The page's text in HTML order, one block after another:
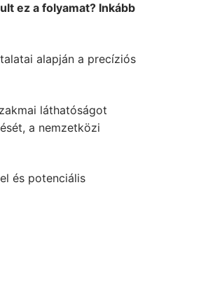
ez a folyamat? Inkább
alapján a precíziós
láthatóságot
a nemzetközi
és potenciális